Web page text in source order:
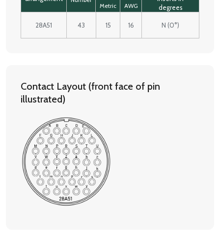
degrees
Metric
AWG
28A51 43 15 16 N (0°)
Contact Layout (front face of pin
illustrated)